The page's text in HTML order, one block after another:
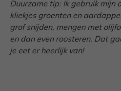
Duurzame tip: Ik gebruik mijn
kliekjes groenten en
grof snijden, mengen met
en dan even roosteren. Dat
je eet er heerlijk van!